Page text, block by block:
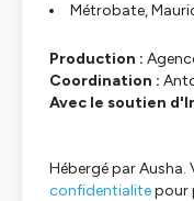
Métrobate,
Production :
Coordination :
Avec le soutien
Hébergé par Ausha.
confidentialitepour